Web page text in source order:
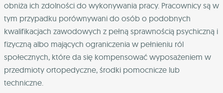
obniża ich zdolności do wykonywania pracy. Pracownicy są w
tym przypadku porównywani do osób o podobnych
kwalifikacjach zawodowych z pełną sprawnością psychiczną i
fizyczną albo mających ograniczenia w pełnieniu ról
społecznych, które da się kompensować wyposażeniem w
przedmioty ortopedyczne, środki pomocnicze lub
techniczne.